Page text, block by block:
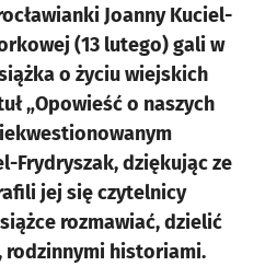
Joanny Kuciel-
(13 lutego) gali w
o życiu wiejskich
„Opowieść o naszych
Frydryszak, dziękując ze
jej się czytelnicy
rozmawiać, dzielić
rodzinnymi historiami.